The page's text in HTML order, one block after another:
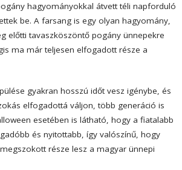
hagyományokkal átvett téli napforduló
be. A farsang is egy olyan hagyomány,
előtti tavaszköszöntő pogány ünnepekre
ma már teljesen elfogadott része a
gyakran hosszú időt vesz igénybe, és
elfogadottá váljon, több generáció is
esetében is látható, hogy a fiatalabb
és nyitottabb, így valószínű, hogy
része lesz a magyar ünnepi